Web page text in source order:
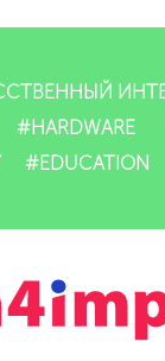
#HARDWARE
#EDUCATION